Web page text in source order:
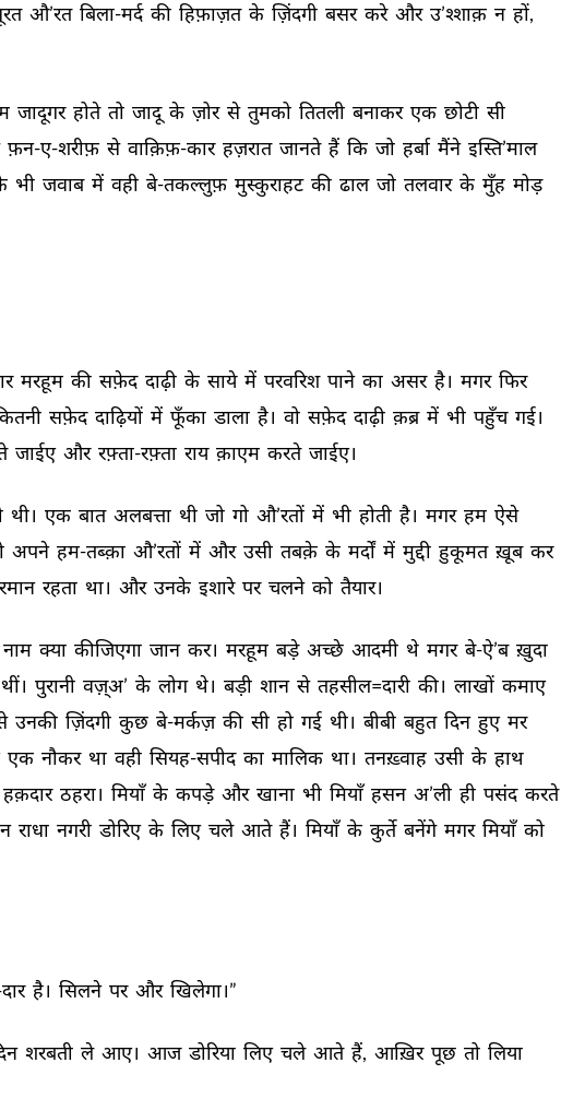
औ’रत बिला-मर्द की हिफ़ाज़त के ज़िंदगी बसर करे और उ’श्शाक़ न हों,
जादूगर होते तो जादू के ज़ोर से तुमको तितली बनाकर एक छोटी सी
फ़न-ए-शरीफ़ से वाक़िफ़-कार हज़रात जानते हैं कि जो हर्बा मैंने इस्ति’माल
भी जवाब में वही बे-तकल्लुफ़ मुस्कुराहट की ढाल जो तलवार के मुँह मोड़
मरहूम की सफ़ेद दाढ़ी के साये में परवरिश पाने का असर है। मगर फिर
सफ़ेद दाढ़ियों में फूँका डाला है। वो सफ़ेद दाढ़ी क़ब्र में भी पहुँच गई।
जाईए और रफ़्ता-रफ़्ता राय क़ाएम करते जाईए।
थी। एक बात अलबत्ता थी जो गो औ’रतों में भी होती है। मगर हम ऐसे
अपने हम-तब्क़ा औ’रतों में और उसी तबक़े के मर्दों में मुद्दी हुकूमत ख़ूब कर
रहता था। और उनके इशारे पर चलने को तैयार।
नाम क्या कीजिएगा जान कर। मरहूम बड़े अच्छे आदमी थे मगर बे-ऐ’ब ख़ुदा
थीं। पुरानी वज़्अ’ के लोग थे। बड़ी शान से तहसील=दारी की। लाखों कमाए
उनकी ज़िंदगी कुछ बे-मर्कज़ की सी हो गई थी। बीबी बहुत दिन हुए मर
एक नौकर था वही सियह-सपीद का मालिक था। तनख़्वाह उसी के हाथ
हक़दार ठहरा। मियाँ के कपड़े और खाना भी मियाँ हसन अ’ली ही पसंद करते
राधा नगरी डोरिए के लिए चले आते हैं। मियाँ के कुर्ते बनेंगे मगर मियाँ को
है। सिलने पर और खिलेगा।”
शरबती ले आए। आज डोरिया लिए चले आते हैं, आख़िर पूछ तो लिया